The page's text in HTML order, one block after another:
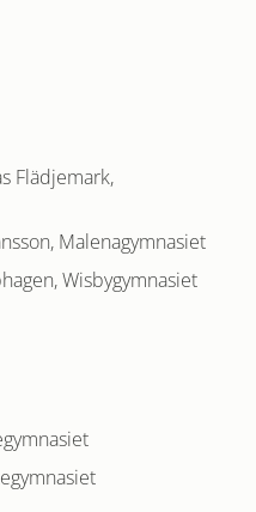
Flädjemark,
Malenagymnasiet
Wisbygymnasiet